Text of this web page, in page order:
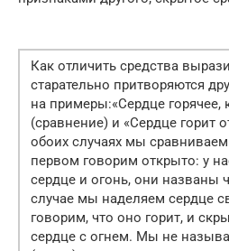
Как отличить средства
старательно притворяются
на примеры:«Сердце горячее,
(сравнение) и «Сердце горит
обоих случаях мы
первом говорим открыто: у
сердце и огонь, они названы
случае мы наделяем сердце
говорим, что оно горит, и
сердце с огнем. Мы не